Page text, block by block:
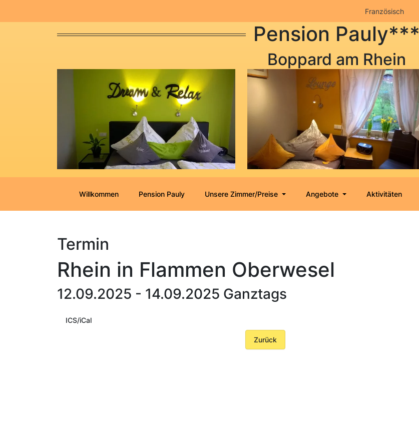
Französisch
Pension Pauly***
Boppard am Rhein
Willkommen Pension Pauly Unsere Zimmer/Preise Angebote Aktivitäten
Termin
Rhein in Flammen Oberwesel
12.09.2025 - 14.09.2025 Ganztags
ICS/iCal
Zurück